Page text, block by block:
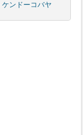
ケンドーコバヤ